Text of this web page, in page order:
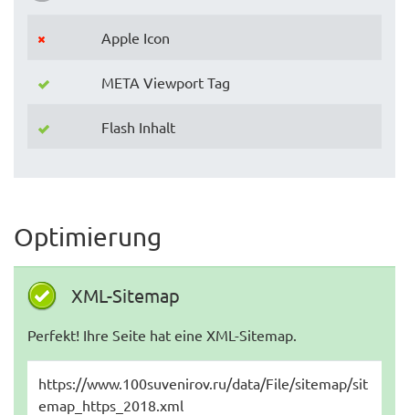
Apple Icon
META Viewport Tag
Flash Inhalt
Optimierung
XML-Sitemap
Perfekt! Ihre Seite hat eine XML-Sitemap.
https://www.100suvenirov.ru/data/File/sitemap/sit
emap_https_2018.xml